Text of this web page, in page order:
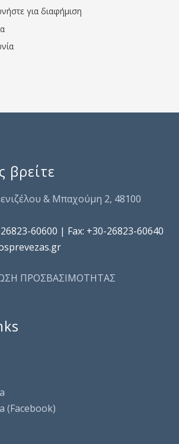
για διαφήμιση
βρείτε
& Μπαχούμη 2, 48100
60600 | Fax: +30-26823-60640
ΠΡΟΣΒΑΣΙΜΟΤΗΤΑΣ
(Facebook)